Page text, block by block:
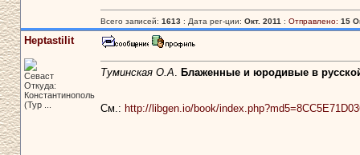
Всего записей: 1613: Дата рег-ции: Окт. 2011 : Отправлено: 15
Heptastilit
Севаст
Откуда:
Константинополь
(Тур ...
Туминская О.А. Блаженные и юродивые в
См.: http://libgen.io/book/